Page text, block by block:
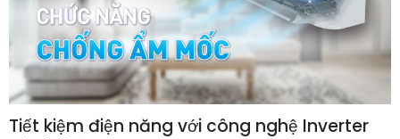
Tiết kiệm điện năng với công nghệ Inverter